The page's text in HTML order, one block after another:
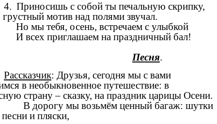
4. Приносишь с собой ты печальную скрипку,
мотив над полями звучал.
Но мы тебя, осень, встречаем с улыбкой
И всех приглашаем на праздничный бал!
Песня.
Рассказчик: Друзья, сегодня мы с вами
в необыкновенное путешествие: в
страну – сказку, на праздник царицы Осени.
В дорогу мы возьмём ценный багаж: шутки
и пляски,